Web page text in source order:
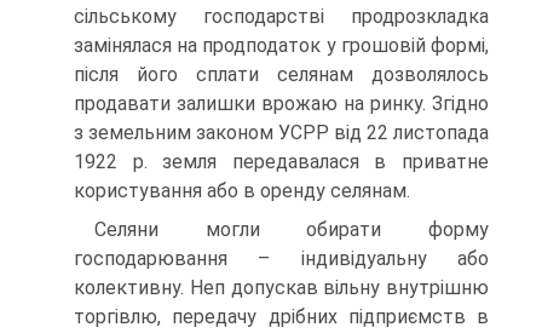
сільському господарстві продрозкладка
замінялася на продподаток у грошовій формі,
після його сплати селянам дозволялось
продавати залишки врожаю на ринку. Згідно
з земельним законом УСРР від 22 листопада
1922 р. земля передавалася в приватне
користування або в оренду селянам.
Селяни могли обирати форму
господарювання – індивідуальну або
колективну. Неп допускав вільну внутрішню
торгівлю, передачу дрібних підприємств в